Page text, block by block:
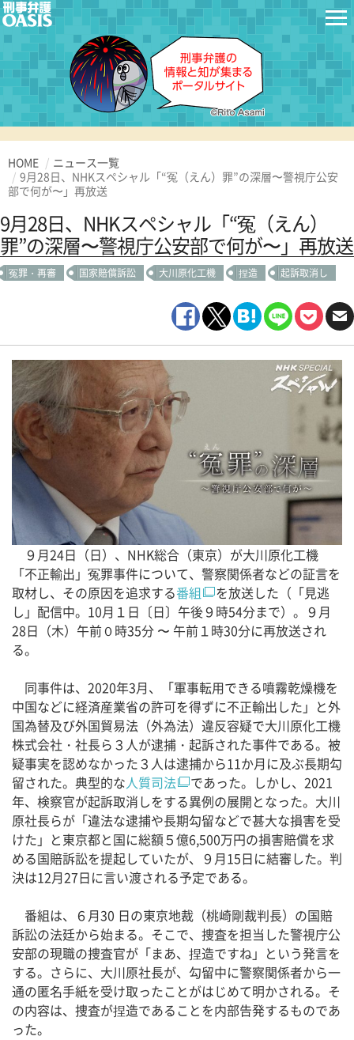
HOME
ニュース一覧
9月28日、NHKスペシャル「“冤（えん）罪”の深層〜警視庁公安
部で何が〜」再放送
9月28日、NHKスペシャル「“冤（えん）
罪”の深層〜警視庁公安部で何が〜」再放送
冤罪・再審 国家賠償訴訟 大川原化工機 捏造 起訴取消し
９月24日（日）、NHK総合（東京）が大川原化工機
「不正輸出」冤罪事件について、警察関係者などの証言を
取材し、その原因を追求する番組
を放送した（「見逃
し」配信中。10月１日〔日〕午後９時54分まで）。９月
28日（木）午前０時35分 〜 午前１時30分に再放送され
る。
同事件は、2020年3月、「軍事転用できる噴霧乾燥機を
中国などに経済産業省の許可を得ずに不正輸出した」と外
国為替及び外国貿易法（外為法）違反容疑で大川原化工機
株式会社・社長ら３人が逮捕・起訴された事件である。被
疑事実を認めなかった３人は逮捕から11か月に及ぶ長期勾
留された。典型的な人質司法
であった。しかし、2021
年、検察官が起訴取消しをする異例の展開となった。大川
原社長らが「違法な逮捕や長期勾留などで甚大な損害を受
けた」と東京都と国に総額５億6,500万円の損害賠償を求
める国賠訴訟を提起していたが、９月15日に結審した。判
決は12月27日に言い渡される予定である。
番組は、６月30 日の東京地裁（桃崎剛裁判長）の国賠
訴訟の法廷から始まる。そこで、捜査を担当した警視庁公
安部の現職の捜査官が「まあ、捏造ですね」という発言を
する。さらに、大川原社長が、勾留中に警察関係者から一
通の匿名手紙を受け取ったことがはじめて明かされる。そ
の内容は、捜査が捏造であることを内部告発するものであ
った。